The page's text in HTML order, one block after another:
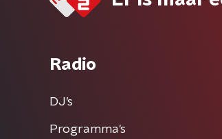
Radio
DJ’s
Programma's